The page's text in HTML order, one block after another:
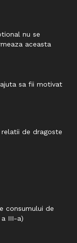
nu se
aceasta
sa fii motivat
relatii de dragoste
consumului de
III-a)